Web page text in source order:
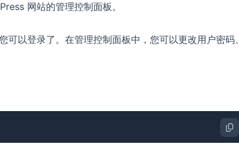
网站的管理控制面板。
以登录了。在管理控制面板中，您可以更改用户密码、